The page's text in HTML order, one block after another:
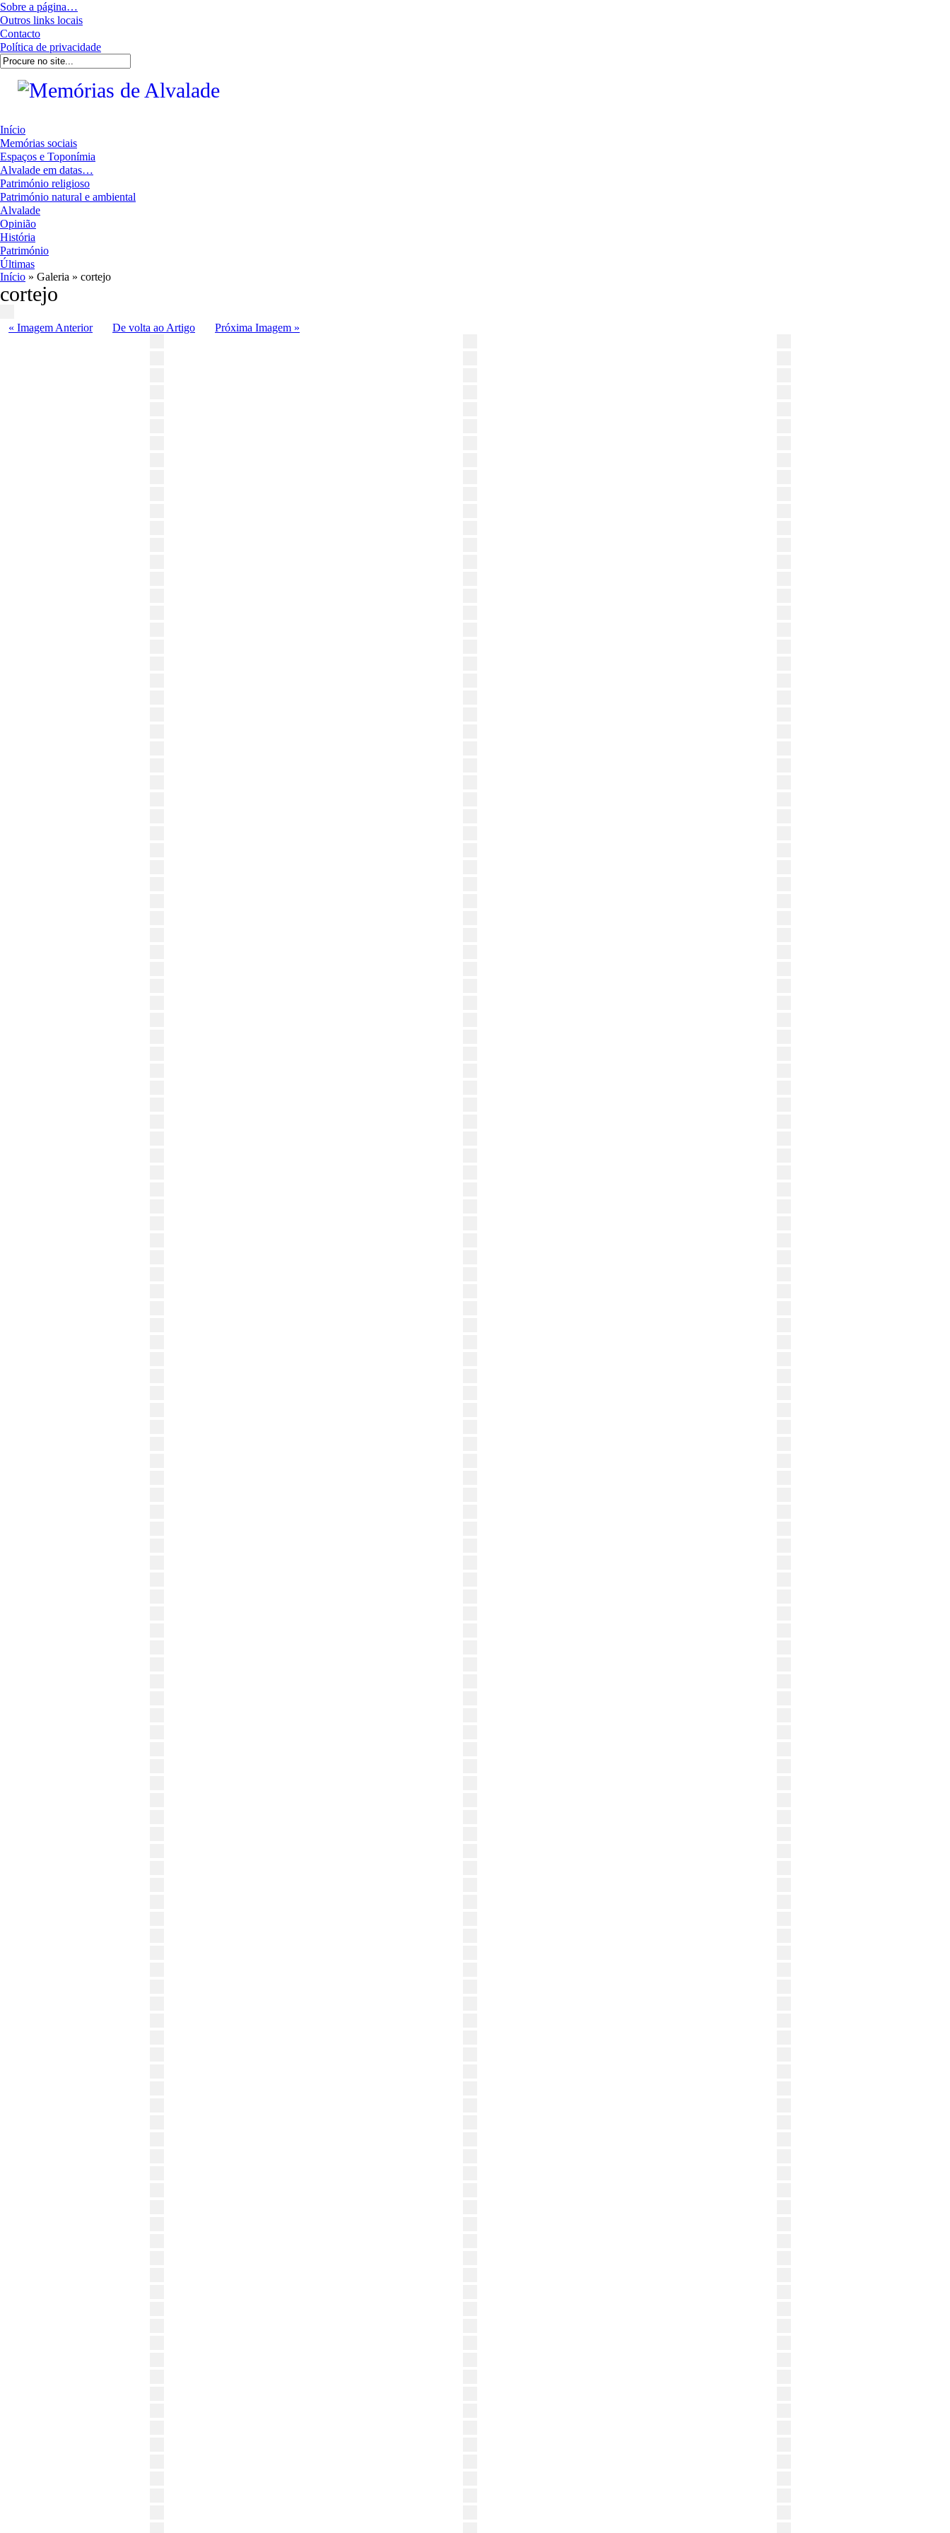
Sobre a página…
Outros links locais
Contacto
Política de privacidade
Início
Memórias sociais
Espaços e Toponímia
Alvalade em datas…
Património religioso
Património natural e ambiental
Alvalade
Opinião
História
Património
Últimas
Início » Galeria » cortejo
cortejo
« Imagem Anterior De volta ao Artigo Próxima Imagem »